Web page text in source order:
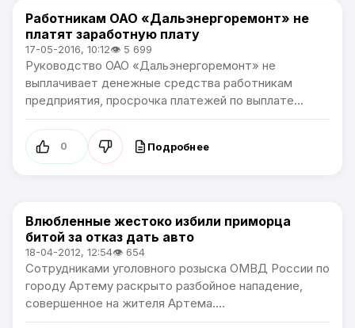
Происшествия
Работникам ОАО «Дальэнергоремонт» не
платят заработную плату
17-05-2016, 10:12👁 5 699
Руководство ОАО «Дальэнергоремонт» не
выплачивает денежные средства работникам
предприятия, просрочка платежей по выплате...
0 Подробнее
Происшествия
Влюбленные жестоко избили приморца
битой за отказ дать авто
18-04-2012, 12:54👁 654
Сотрудниками уголовного розыска ОМВД России по
городу Артему раскрыто разбойное нападение,
совершенное на жителя Артема....